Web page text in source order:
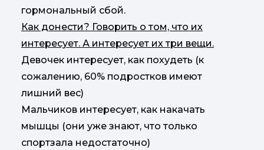
гормональный сбой.
Как донести? Говорить о том, что их
интересует. А интересует их три вещи.
Девочек интересует, как похудеть (к
сожалению, 60% подростков имеют
лишний вес)
Мальчиков интересует, как накачать
мышцы (они уже знают, что только
спортзала недостаточно)